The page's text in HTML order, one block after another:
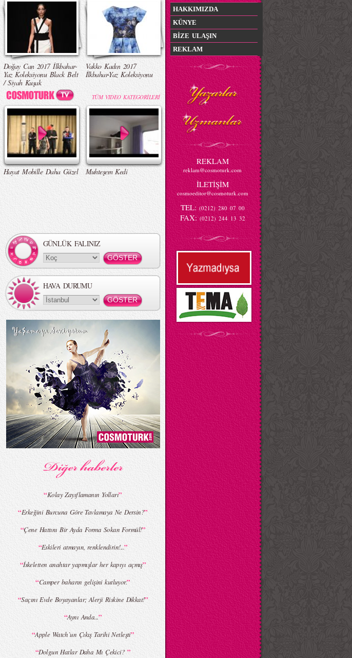
Doğay Can 2017 İlkbahar-
Yaz Koleksiyonu Black Belt
/ Siyah Kuşak
Vakko Kadın 2017
İlkbahar-Yaz Koleksiyonu
TÜM VIDEO KATEGORİLERİ
Hayat Mobille Daha Güzel Muhteşem Kedi
GÜNLÜK FALINIZ
HAVA DURUMU
“Kolay Zayıflamanın Yolları”
“Erkeğini Burcuna Göre Tavlamaya Ne Dersin?”
“Çene Hattını Bir Ayda Forma Sokan Formül!”
“Eskileri atmayın, renklendirin!...”
“İskeletten anahtar yapmışlar her kapıyı açmış”
“Camper baharın gelişini kutluyor.”
“Saçını Evde Boyayanlar; Alerji Riskine Dikkat!”
“Aynı Anda...”
“Apple Watch`un Çıkış Tarihi Netleşti”
“Dolgun Hatlar Daha Mı Çekici? ”
HAKKIMIZDA
KÜNYE
BİZE ULAŞIN
REKLAM
REKLAM
reklam@cosmoturk.com
İLETİŞİM
cosmoeditor@cosmoturk.com
TEL: (0212) 280 07 00
FAX: (0212) 244 13 32